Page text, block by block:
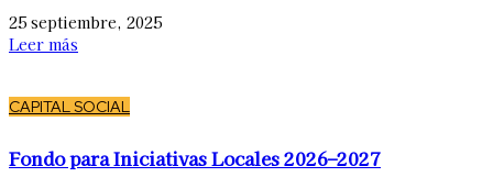
25 septiembre, 2025
Leer más
CAPITAL SOCIAL
Fondo para Iniciativas Locales 2026–2027